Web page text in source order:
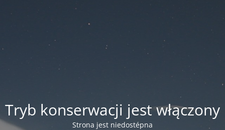
Tryb konserwacji jest włączony
Strona jest niedostépna